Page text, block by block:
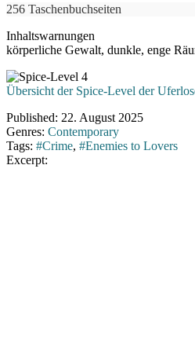
256 Taschenbuchseiten
Inhaltswarnungen
körperliche Gewalt, dunkle, enge
Übersicht der Spice-Level der
Published: 22. August 2025
Genres: Contemporary
Tags: #Crime, #Enemies to Lovers
Excerpt: